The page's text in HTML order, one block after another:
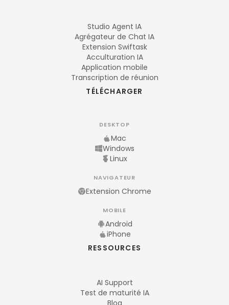
Studio Agent IA
Agrégateur de Chat IA
Extension Swiftask
Acculturation IA
Application mobile
Transcription de réunion
TÉLÉCHARGER
DESKTOP
Mac
Windows
Linux
NAVIGATEUR
Extension Chrome
MOBILE
Android
iPhone
RESSOURCES
AI Support
Test de maturité IA
Blog